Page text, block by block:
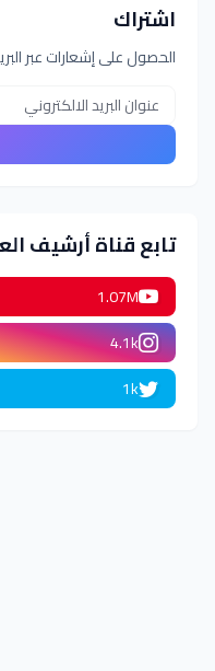
اشتراك
الحصول على إشعارات عبر
تابع قناة أرشيف
1.07M
4.1k
1k